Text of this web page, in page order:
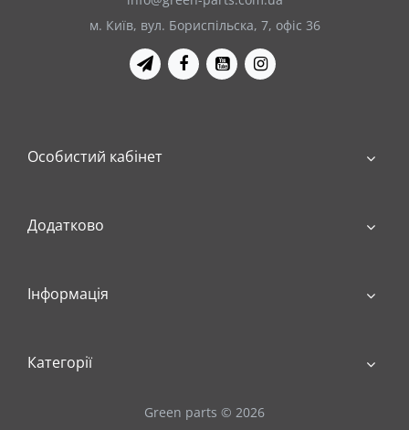
м. Київ, вул. Бориспільска, 7, офіс 36
Особистий кабінет
Додатково
Інформація
Категорії
Green parts © 2026